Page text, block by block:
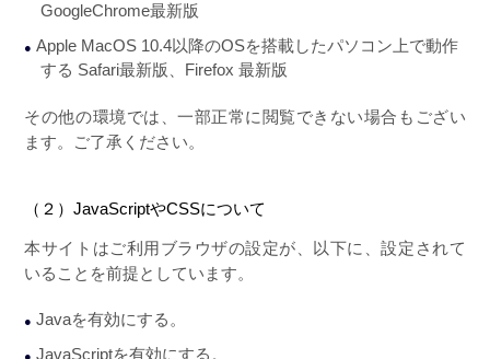
GoogleChrome最新版
Apple MacOS 10.4以降のOSを搭載したパソコン上で動作
する Safari最新版、Firefox 最新版
その他の環境では、一部正常に閲覧できない場合もござい
ます。ご了承ください。
（２）JavaScriptやCSSについて
本サイトはご利用ブラウザの設定が、以下に、設定されて
いることを前提としています。
Javaを有効にする。
JavaScriptを有効にする。